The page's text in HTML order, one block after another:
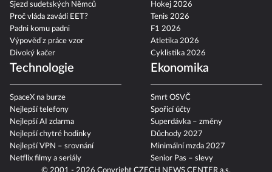
Sjezd sudetských Němců
Proč vláda zavádí EET?
Padni komu padni
Výpověď z práce vzor
Divoký kačer
Hokej 2026
Tenis 2026
F1 2026
Atletika 2026
Cyklistika 2026
Technologie
SpaceX na burze
Nejlepší telefony
Nejlepší AI zdarma
Nejlepší chytré hodinky
Nejlepší VPN – srovnání
Netflix filmy a seriály
Ekonomika
Smrt OSVČ
Spořicí účty
Superdávka – změny
Důchody 2027
Minimální mzda 2027
Senior Pas – slevy